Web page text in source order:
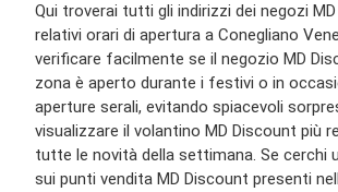
Qui troverai tutti gli indirizzi dei negozi
relativi orari di apertura a Conegliano
verificare facilmente se il negozio MD
zona è aperto durante i festivi o in
aperture serali, evitando spiacevoli
visualizzare il volantino MD Discount più
tutte le novità della settimana. Se cerchi
sui punti vendita MD Discount presenti